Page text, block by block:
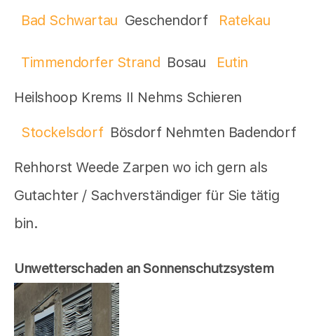
Bad Schwartau Geschendorf Ratekau
Timmendorfer Strand Bosau Eutin
Heilshoop Krems II Nehms Schieren
Stockelsdorf Bösdorf Nehmten Badendorf
Rehhorst Weede Zarpen wo ich gern als
Gutachter / Sachverständiger für Sie tätig
bin.
Unwetterschaden an Sonnenschutzsystem